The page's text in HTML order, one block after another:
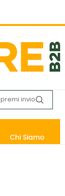
Chi Siamo